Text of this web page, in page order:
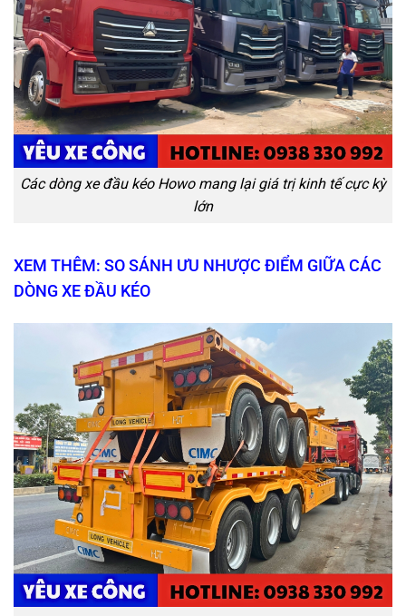
Các dòng xe đầu kéo Howo mang lại giá trị kinh tế cực kỳ
lớn
XEM THÊM: SO SÁNH ƯU NHƯỢC ĐIỂM GIỮA CÁC
DÒNG XE ĐẦU KÉO